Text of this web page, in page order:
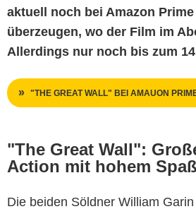
aktuell noch bei Amazon
überzeugen, wo der Film im
Allerdings nur noch bis zum
"THE GREAT WALL" BEI AMAUON
"The Great Wall":
Action mit hohem
Die beiden Söldner William